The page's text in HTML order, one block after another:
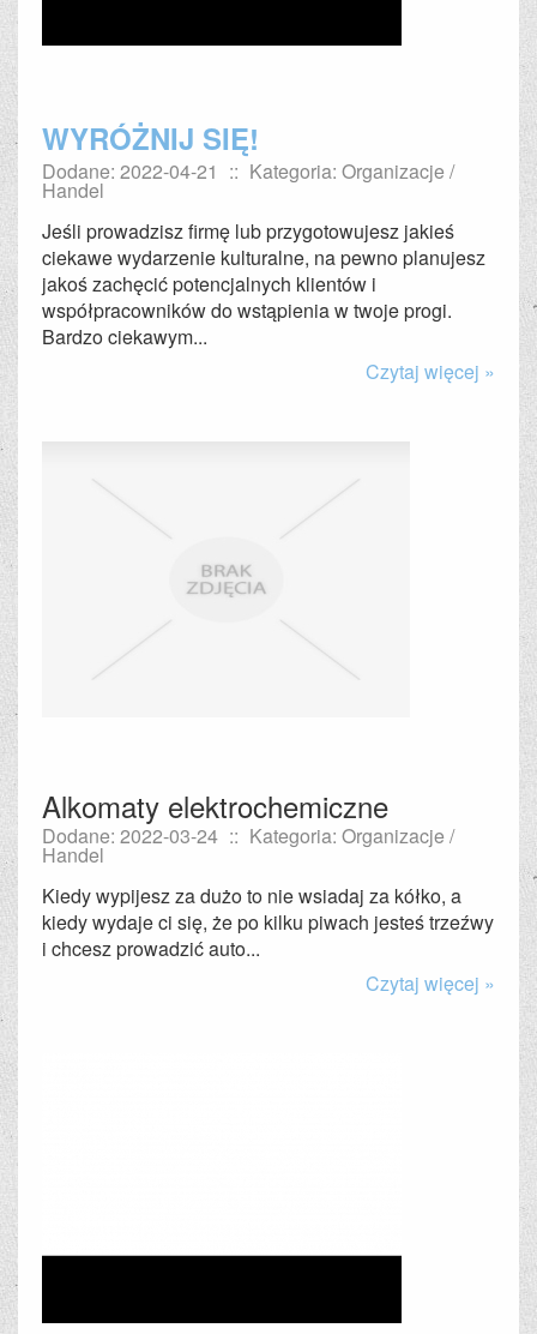
WYRÓŻNIJ SIĘ!
Dodane: 2022-04-21 :: Kategoria: Organizacje /
Handel
Jeśli prowadzisz firmę lub przygotowujesz jakieś
ciekawe wydarzenie kulturalne, na pewno planujesz
jakoś zachęcić potencjalnych klientów i
współpracowników do wstąpienia w twoje progi.
Bardzo ciekawym...
Czytaj więcej »
Alkomaty elektrochemiczne
Dodane: 2022-03-24 :: Kategoria: Organizacje /
Handel
Kiedy wypijesz za dużo to nie wsiadaj za kółko, a
kiedy wydaje ci się, że po kilku piwach jesteś trzeźwy
i chcesz prowadzić auto...
Czytaj więcej »